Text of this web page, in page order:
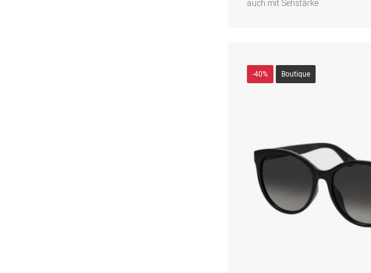
auch mit Sehstärke
-40% Boutique